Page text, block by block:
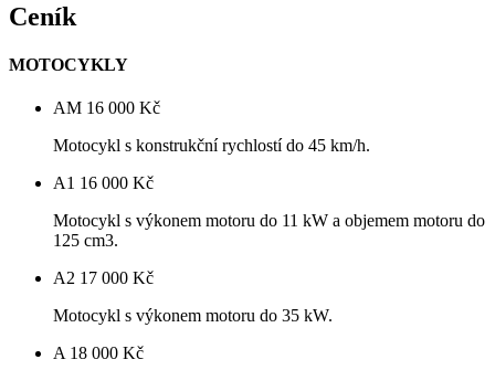
Ceník
MOTOCYKLY
AM 16 000 Kč
Motocykl s konstrukční rychlostí do 45 km/h.
A1 16 000 Kč
Motocykl s výkonem motoru do 11 kW a objemem motoru do
125 cm3.
A2 17 000 Kč
Motocykl s výkonem motoru do 35 kW.
A 18 000 Kč